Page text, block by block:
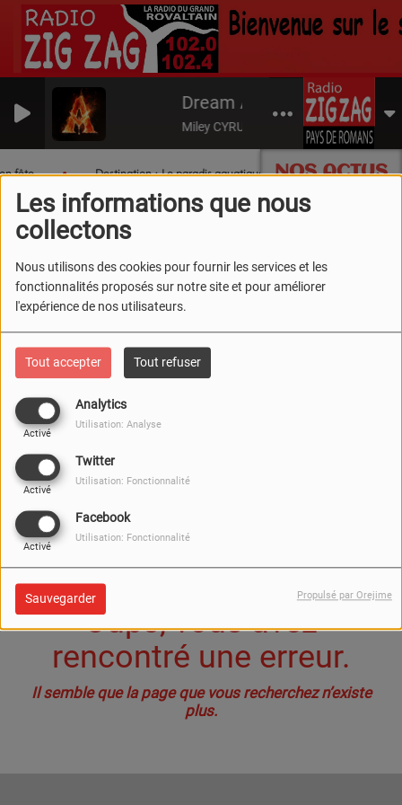
Les informations que nous
collectons
Nous utilisons des cookies pour fournir les services et les
fonctionnalités proposés sur notre site et pour améliorer
l'expérience de nos utilisateurs.
Tout accepter Tout refuser
Analytics
Activé
Utilisation: Analyse
Twitter
Activé
Utilisation: Fonctionnalité
Facebook
Activé
Utilisation: Fonctionnalité
Sauvegarder Propulsé par Orejime
Dream As One (from
Miley CYRUS
NOS ACTUS
fête Destination : Le paradis aquatique du Sud Drôme !
Oups, vous avez
rencontré une erreur.
Il semble que la page que vous recherchez n’existe
plus.